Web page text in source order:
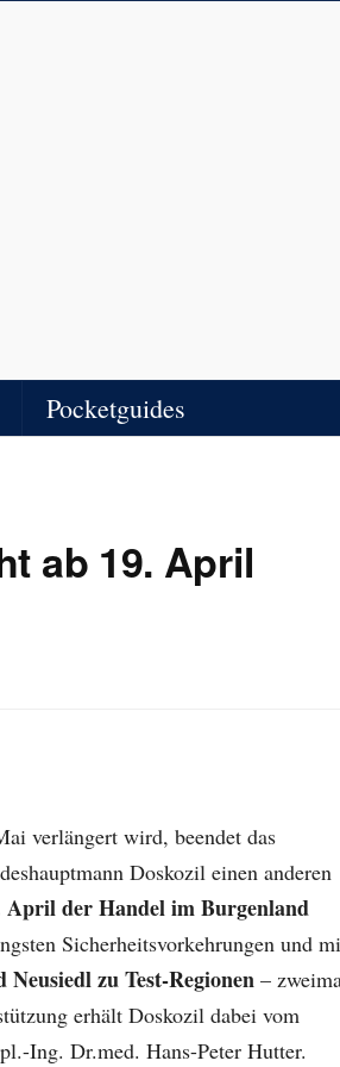
Pocketguides
ab 19. April
verlängert wird, beendet das
Doskozil einen anderen
April der Handel im Burgenland
Sicherheitsvorkehrungen und
zu Test-Regionen–
erhält Doskozil dabei vom
Ing. Dr.med. Hans-Peter Hutter.